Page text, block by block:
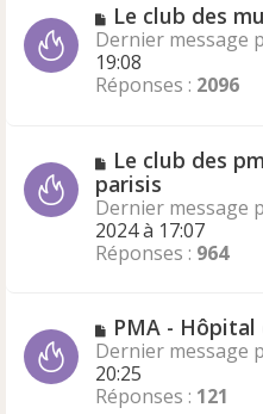
Le club des
Dernier message
19:08
Réponses : 2096
Le club des
parisis
Dernier message
2024 à 17:07
Réponses : 964
PMA - Hôpital
Dernier message
20:25
Réponses : 121